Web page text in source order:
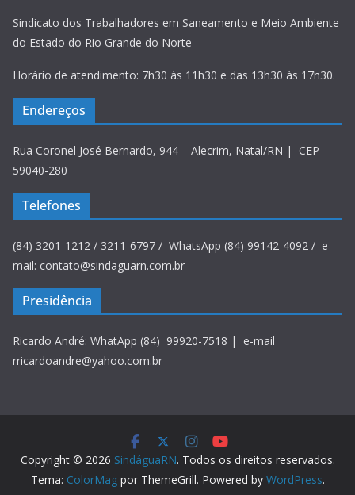
Sindicato dos Trabalhadores em Saneamento e Meio Ambiente
do Estado do Rio Grande do Norte
Horário de atendimento: 7h30 às 11h30 e das 13h30 às 17h30.
Endereços
Rua Coronel José Bernardo, 944 – Alecrim, Natal/RN | CEP
59040-280
Telefones
(84) 3201-1212 / 3211-6797 / WhatsApp (84) 99142-4092 / e-
mail: contato@sindaguarn.com.br
Presidência
Ricardo André: WhatApp (84) 99920-7518 | e-mail
rricardoandre@yahoo.com.br
Copyright © 2026 SindáguaRN. Todos os direitos reservados.
Tema: ColorMagpor ThemeGrill. Powered by WordPress.